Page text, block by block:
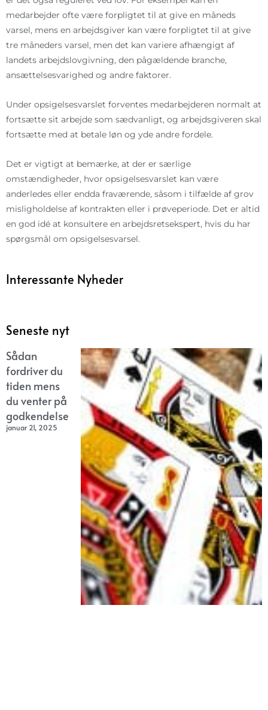
medarbejder ofte være forpligtet til at give en måneds
varsel, mens en arbejdsgiver kan være forpligtet til at give
tre måneders varsel, men det kan variere afhængigt af
landets arbejdslovgivning, den pågældende branche,
ansættelsesvarighed og andre faktorer.
Under opsigelsesvarslet forventes medarbejderen normalt at
fortsætte sit arbejde som sædvanligt, og arbejdsgiveren skal
fortsætte med at betale løn og yde andre fordele.
Det er vigtigt at bemærke, at der er særlige
omstændigheder, hvor opsigelsesvarslet kan være
anderledes eller endda fraværende, såsom i tilfælde af grov
misligholdelse af kontrakten eller i prøveperiode. Det er altid
en god idé at konsultere en arbejdsretsekspert, hvis du har
spørgsmål om opsigelsesvarsel.
Interessante Nyheder
Seneste nyt
Sådan
fordriver du
tiden mens
du venter på
godkendelse
januar 21, 2025